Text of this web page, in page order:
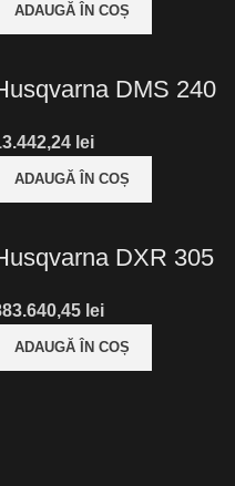
ADAUGĂ ÎN COȘ
DMS 240
lei
ADAUGĂ ÎN COȘ
DXR 305
lei
ADAUGĂ ÎN COȘ